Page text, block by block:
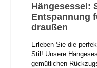
Hängesessel:
Entspannung
draußen
Erleben Sie die
Stil! Unsere
gemütlichen